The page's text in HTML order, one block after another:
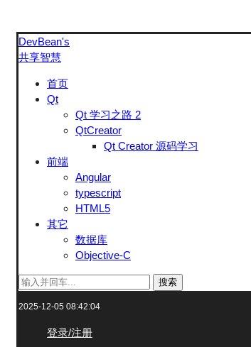
DevBean's
共享智慧
首页
Qt
Qt 学习之路 2
QtCreator
Qt Creator 源码学习
前端
Angular
typescript
HTML5
其它
数据库
Objective-C
搜索
2025-12-05 08:42:04
登录/注册